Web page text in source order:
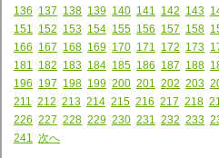
136 137 138 139 140 141 142 143
151
152 153 154 155 156 157 158
166 167 168 169 170 171 172 173
181
182 183 184 185 186 187 188
196 197 198 199 200 201 202 203
211
212 213 214 215 216 217 218
226 227 228 229 230 231 232 233
241
次へ